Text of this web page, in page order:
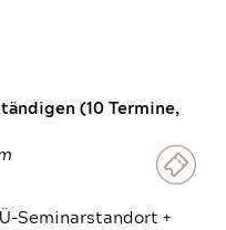
(10 Termine,
Seminarstandort +